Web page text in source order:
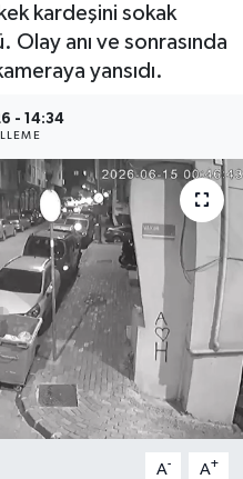
kardeşini sokak
anı ve sonrasında
yansıdı.
- 14:34
A- A+